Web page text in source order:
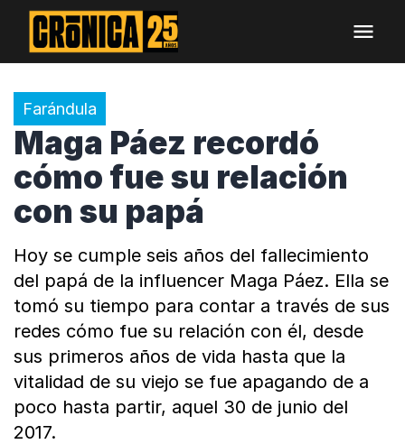
Farándula
Maga Páez recordó
cómo fue su relación
con su papá
Hoy se cumple seis años del fallecimiento
del papá de la influencer Maga Páez. Ella se
tomó su tiempo para contar a través de sus
redes cómo fue su relación con él, desde
sus primeros años de vida hasta que la
vitalidad de su viejo se fue apagando de a
poco hasta partir, aquel 30 de junio del
2017.